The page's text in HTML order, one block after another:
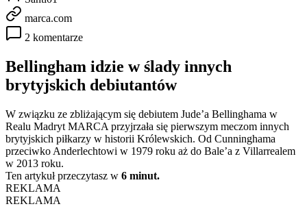
marca.com
2 komentarze
Bellingham idzie w ślady innych
brytyjskich debiutantów
W związku ze zbliżającym się debiutem Jude’a Bellinghama w
Realu Madryt MARCA przyjrzała się pierwszym meczom innych
brytyjskich piłkarzy w historii Królewskich. Od Cunninghama
przeciwko Anderlechtowi w 1979 roku aż do Bale’a z Villarrealem
w 2013 roku.
Ten artykuł przeczytasz w 6 minut.
REKLAMA
REKLAMA